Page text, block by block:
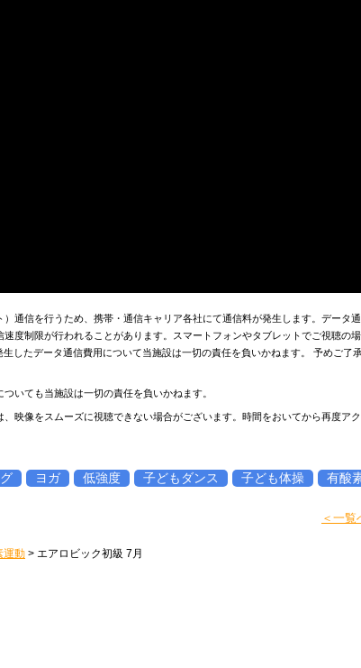
通信を行うため、携帯・通信キャリア各社にて通信料が発生します。データ
度制限が行われることがあります。スマートフォンやタブレットでご視聴の場
したデータ通信費用について当施設は一切の責任を負いかねます。 予めご了
いても当施設は一切の責任を負いかねます。
映像をスムーズに視聴できない場合がございます。時間をおいてから再度ア
ヨガ 低強度 子どもダンス 子ども体操 有酸
＜一覧
運動 > エアロビック初級 7月